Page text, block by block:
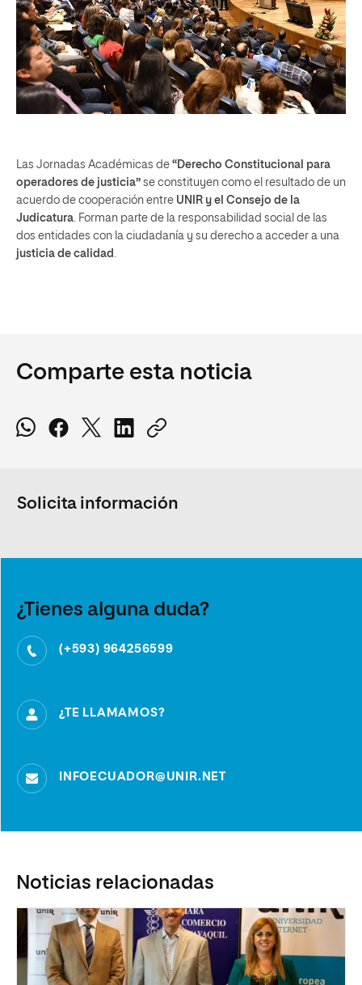
Las Jornadas Académicas de “Derecho Constitucional para
operadores de justicia” se constituyen como el resultado de un
acuerdo de cooperación entre UNIR y el Consejo de la
Judicatura . Forman parte de la responsabilidad social de las
dos entidades con la ciudadanía y su derecho a acceder a una
justicia de calidad
Comparte esta noticia
Solicita información
¿Tienes alguna duda?
(+593) 964256599
¿TE LLAMAMOS?
INFOECUADOR@UNIR.NET
Noticias relacionadas